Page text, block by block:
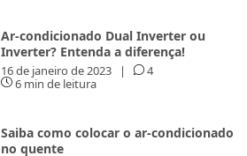
Ar-condicionado Dual Inverter ou
Inverter? Entenda a diferença!
16 de janeiro de 2023 |
4
6 min de leitura
Saiba como colocar o ar-condicionado
no quente